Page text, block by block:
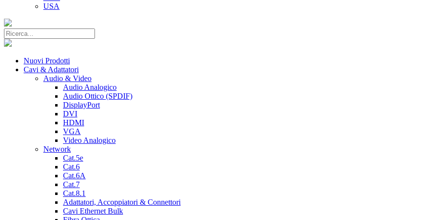
USA
Nuovi Prodotti
Cavi & Adattatori
Audio & Video
Audio Analogico
Audio Ottico (SPDIF)
DisplayPort
DVI
HDMI
VGA
Video Analogico
Network
Cat.5e
Cat.6
Cat.6A
Cat.7
Cat.8.1
Adattatori, Accoppiatori & Connettori
Cavi Ethernet Bulk